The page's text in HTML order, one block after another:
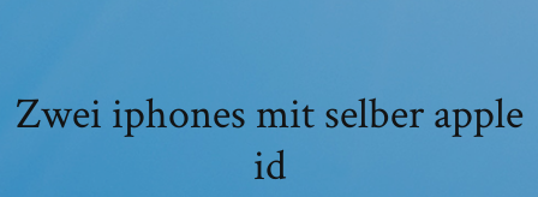
Zwei iphones mit selber apple
id